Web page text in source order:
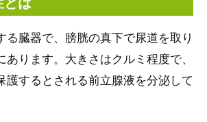
る臓器で、膀胱の真下で尿道を取り
あります。大きさはクルミ程度で、
護するとされる前立腺液を分泌して